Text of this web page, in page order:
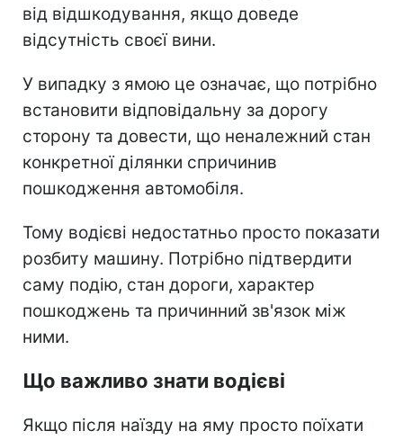
від відшкодування, якщо доведе
відсутність своєї вини.
У випадку з ямою це означає, що потрібно
встановити відповідальну за дорогу
сторону та довести, що неналежний стан
конкретної ділянки спричинив
пошкодження автомобіля.
Тому водієві недостатньо просто показати
розбиту машину. Потрібно підтвердити
саму подію, стан дороги, характер
пошкоджень та причинний зв'язок між
ними.
Що важливо знати водієві
Якщо після наїзду на яму просто поїхати